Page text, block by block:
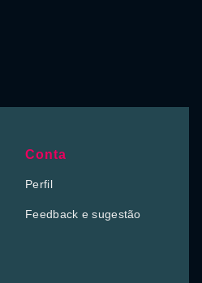
Conta
Perfil
Feedback e sugestão